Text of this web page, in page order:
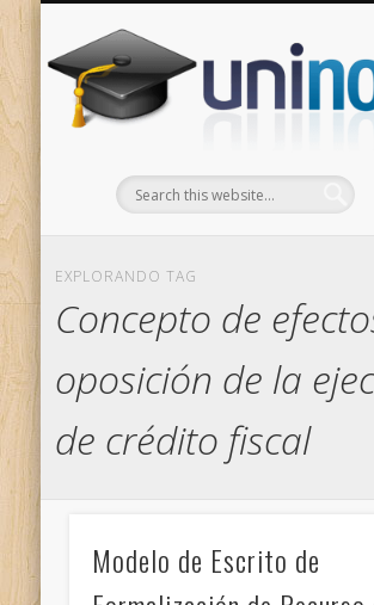
EXPLORANDO TAG
Concepto de
oposición de la
de crédito fiscal
Modelo de Escrito de